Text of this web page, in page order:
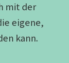
mit der
eigene,
kann.